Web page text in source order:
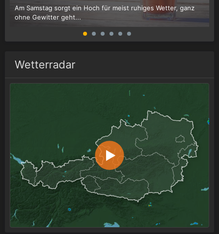
Am Samstag sorgt ein Hoch für meist ruhiges Wetter, ganz
ohne Gewitter geht...
Wetterradar